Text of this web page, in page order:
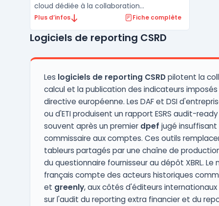
cloud dédiée à la collaboration
documentaire, à la traçabilité des données
confrontées à la multiplication des
leurs flux financiers, extra-fina ...
Plus d’infos Fiche complète
Logiciels de reporting CSRD
Les logiciels de reporting CSRDpilotent la
calcul et la publication des indicateurs imposés
directive européenne. Les DAF et DSI
ou d'ETI produisent un rapport ESRS audit-
souvent après un premier dpef jugé insuffisant
commissaire aux comptes. Ces outils
tableurs partagés par une chaîne de
du questionnaire fournisseur au dépôt XBRL. Le
français compte des acteurs historiques
et greenly, aux côtés d'éditeurs internationaux
sur l'audit du reporting extra financier et du